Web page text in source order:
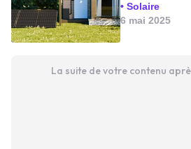
Solaire
6 mai 2025
La suite de votre contenu